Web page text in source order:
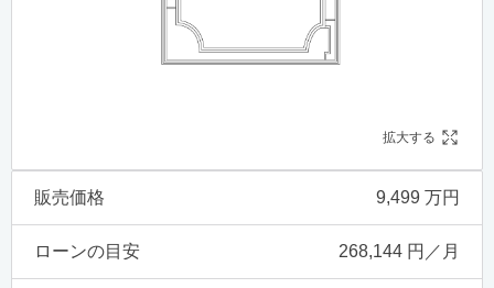
拡大する
販売価格 9,499 万円
ローンの目安 268,144 円／月